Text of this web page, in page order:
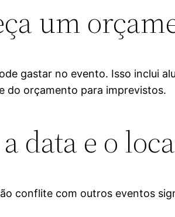
um
gastar no evento. Isso inclui
do orçamento para imprevistos.
data e o
conflite com outros eventos